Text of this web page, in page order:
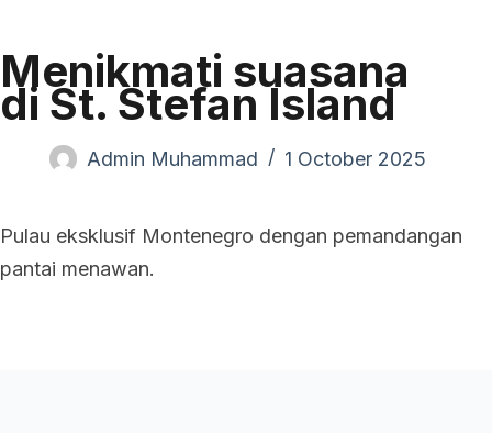
Menikmati suasana
di St. Stefan Island
Admin Muhammad 1 October 2025
Pulau eksklusif Montenegro dengan pemandangan
pantai menawan.